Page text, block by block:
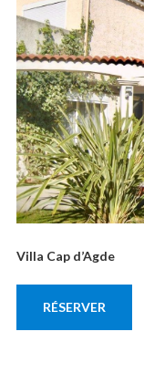
Villa Cap d’Agde
RÉSERVER